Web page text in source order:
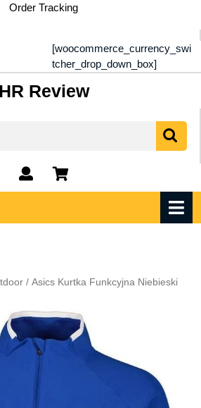
Order Tracking
[woocommerce_currency_swi
tcher_drop_down_box]
HR Review
My
Account
shopping
cart
/ Asics Kurtka Funkcyjna Niebieski